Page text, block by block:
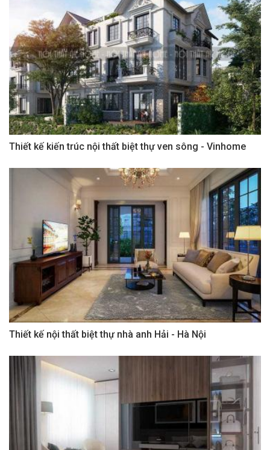
Thiết kế kiến trúc nội thất biệt thự ven sông - Vinhome
Thiết kế nội thất biệt thự nhà anh Hải - Hà Nội